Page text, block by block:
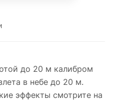
до 20 м калибром
в небе до 20 м.
эффекты смотрите на